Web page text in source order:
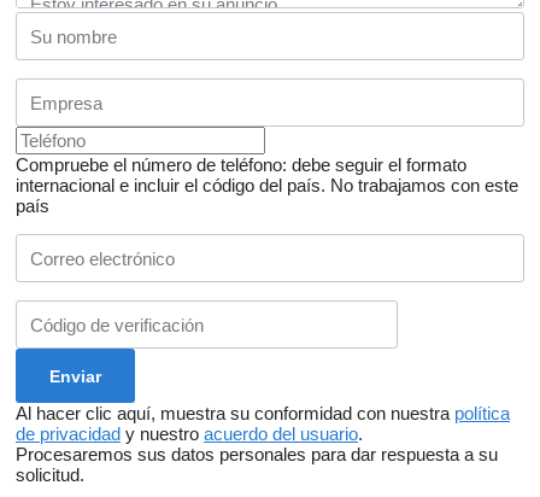
Compruebe el número de teléfono: debe seguir el formato
internacional e incluir el código del país. No trabajamos con este
país
Al hacer clic aquí, muestra su conformidad con nuestra política
de privacidad y nuestro acuerdo del usuario.
Procesaremos sus datos personales para dar respuesta a su
solicitud.